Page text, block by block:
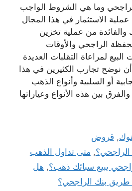
وما هي الشروط الواجب
الاستثمار في هذا المجال
والفائدة من عملية تخزين
الراجحي والأوقات
البيع لمراعاة التقلبات العديدة
نوضح تجارب الكثيرين في هذا
أو السلبية وأنواع الذهب
والفرق بين هذه الأنواع وعياراتها
, قروض
, متى تداول الذهب
يبيع سبائك ذهب؟, هل
بنك الراجحي؟